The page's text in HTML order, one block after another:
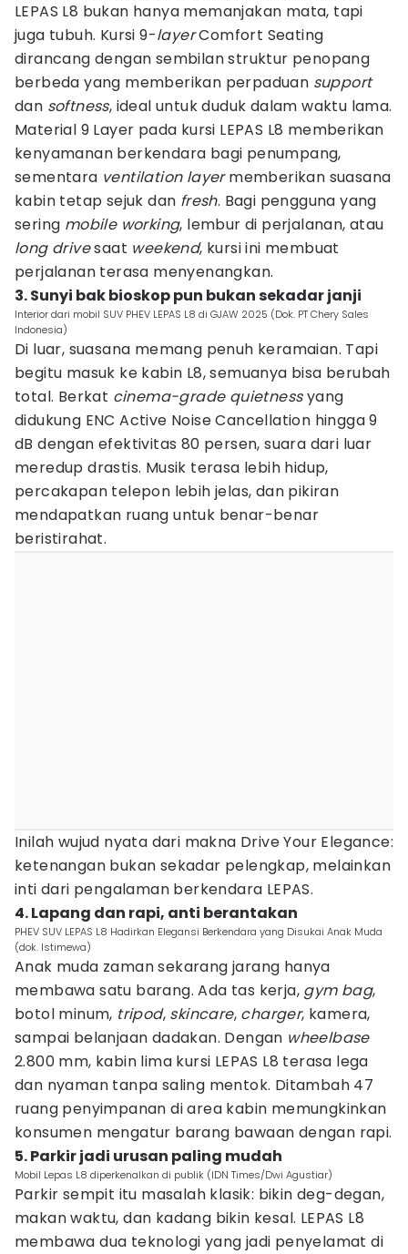
LEPAS L8 bukan hanya memanjakan mata, tapi
juga tubuh. Kursi 9-layerComfort Seating
dirancang dengan sembilan struktur penopang
berbeda yang memberikan perpaduan support
dan softness, ideal untuk duduk dalam waktu lama.
Material 9 Layer pada kursi LEPAS L8 memberikan
kenyamanan berkendara bagi penumpang,
sementara ventilation layermemberikan suasana
kabin tetap sejuk dan fresh. Bagi pengguna yang
sering mobile working, lembur di perjalanan, atau
long drivesaat weekend, kursi ini membuat
perjalanan terasa menyenangkan.
3. Sunyi bak bioskop pun bukan sekadar janji
Interior dari mobil SUV PHEV LEPAS L8 di GJAW 2025 (Dok. PT Chery Sales
Indonesia)
Di luar, suasana memang penuh keramaian. Tapi
begitu masuk ke kabin L8, semuanya bisa berubah
total. Berkat cinema-grade quietnessyang
didukung ENC Active Noise Cancellation hingga 9
dB dengan efektivitas 80 persen, suara dari luar
meredup drastis. Musik terasa lebih hidup,
percakapan telepon lebih jelas, dan pikiran
mendapatkan ruang untuk benar-benar
beristirahat.
Inilah wujud nyata dari makna Drive Your Elegance:
ketenangan bukan sekadar pelengkap, melainkan
inti dari pengalaman berkendara LEPAS.
4. Lapang dan rapi, anti berantakan
PHEV SUV LEPAS L8 Hadirkan Elegansi Berkendara yang Disukai Anak Muda
(dok. Istimewa)
Anak muda zaman sekarang jarang hanya
membawa satu barang. Ada tas kerja, gym bag,
botol minum, tripod, skincare, charger, kamera,
sampai belanjaan dadakan. Dengan wheelbase
2.800 mm, kabin lima kursi LEPAS L8 terasa lega
dan nyaman tanpa saling mentok. Ditambah 47
ruang penyimpanan di area kabin memungkinkan
konsumen mengatur barang bawaan dengan rapi.
5. Parkir jadi urusan paling mudah
Mobil Lepas L8 diperkenalkan di publik (IDN Times/Dwi Agustiar)
Parkir sempit itu masalah klasik: bikin deg-degan,
makan waktu, dan kadang bikin kesal. LEPAS L8
membawa dua teknologi yang jadi penyelamat di